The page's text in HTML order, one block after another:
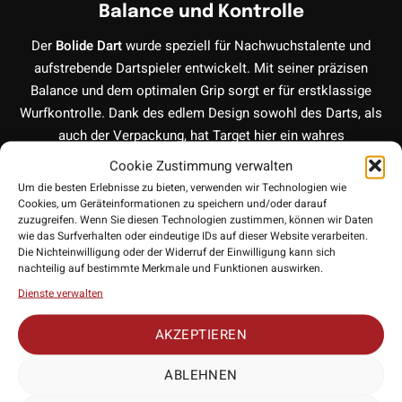
Cookie Zustimmung verwalten
Um die besten Erlebnisse zu bieten, verwenden wir Technologien wie
Cookies, um Geräteinformationen zu speichern und/oder darauf
zuzugreifen. Wenn Sie diesen Technologien zustimmen, können wir Daten
wie das Surfverhalten oder eindeutige IDs auf dieser Website verarbeiten.
Die Nichteinwilligung oder der Widerruf der Einwilligung kann sich
nachteilig auf bestimmte Merkmale und Funktionen auswirken.
Dienste verwalten
AKZEPTIEREN
ABLEHNEN
Balance und Kontrolle
Der Bolide Dartwurde speziell für Nachwuchstalente und
aufstrebende Dartspieler entwickelt. Mit seiner präzisen
Balance und dem optimalen Grip sorgt er für erstklassige
Wurfkontrolle. Dank des edlem Design sowohl des Darts, als
auch der Verpackung, hat Target hier ein wahres
Sammlerstück herausgebracht.
90% Tungsten (Wolfram)
Die Darts bestehen aus hochwertigem 90% Wolfram
(Tungsten), was für Langlebigkeit und Präzision sorgt. Durch
den hohen Tungsten Anteil ist gewährleistet, dass sich der
Dart lange vor Abnutzung bewahrt. Ideal für Spieler, die ihre
Technik verfeinern möchten.